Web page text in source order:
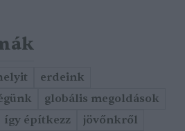
erdeink
globális megoldások
így építkezz jövőnkről